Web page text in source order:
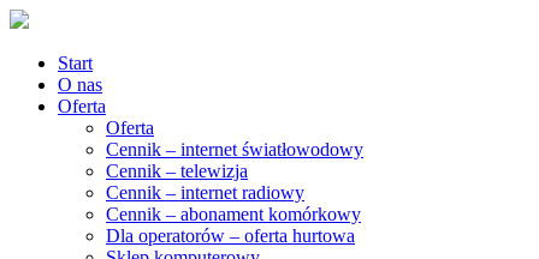
Start
O nas
Oferta
Oferta
Cennik – internet światłowodowy
Cennik – telewizja
Cennik – internet radiowy
Cennik – abonament komórkowy
Dla operatorów – oferta hurtowa